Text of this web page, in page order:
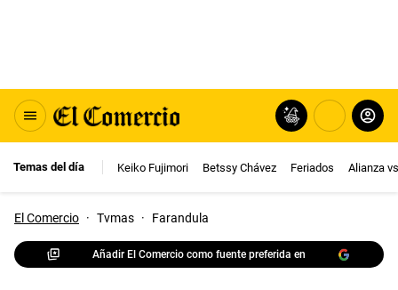
Temas del día Keiko Fujimori Betssy Chávez Feriados Alianza
El Comercio · Tvmas · Farandula
Añadir El Comercio como fuente preferida en